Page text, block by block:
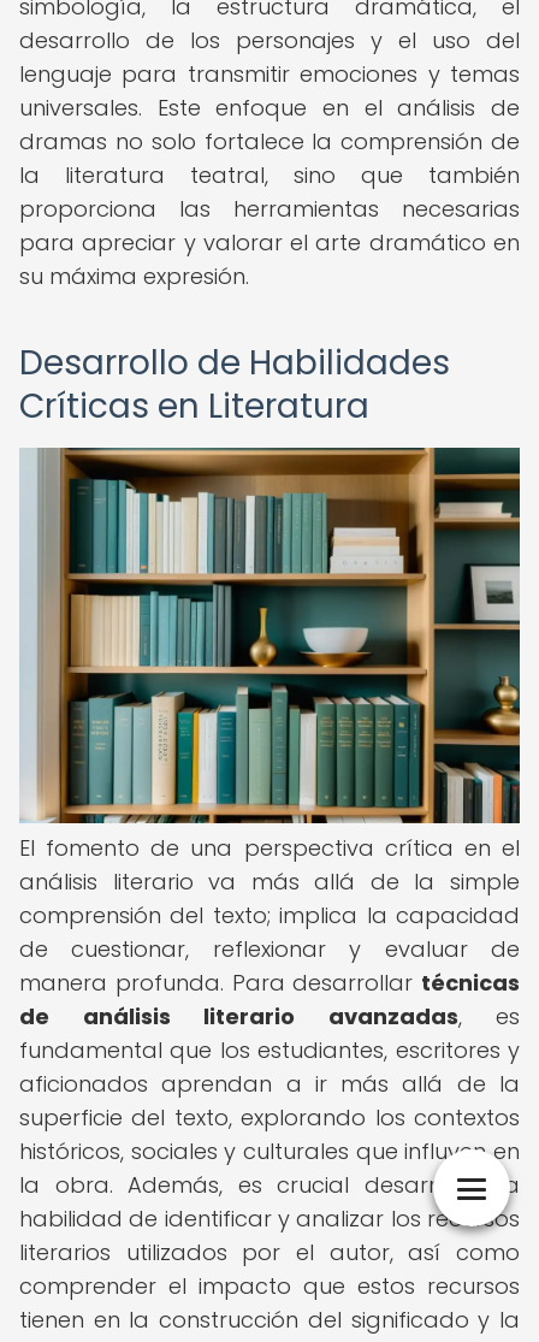
simbología, la estructura dramática, el
desarrollo de los personajes y el uso del
lenguaje para transmitir emociones y temas
universales. Este enfoque en el análisis de
dramas no solo fortalece la comprensión de
la literatura teatral, sino que también
proporciona las herramientas necesarias
para apreciar y valorar el arte dramático en
su máxima expresión.
Desarrollo de Habilidades
Críticas en Literatura
El fomento de una perspectiva crítica en el
análisis literario va más allá de la simple
comprensión del texto; implica la capacidad
de cuestionar, reflexionar y evaluar de
manera profunda. Para desarrollar técnicas
de análisis literario avanzadas, es
fundamental que los estudiantes, escritores y
aficionados aprendan a ir más allá de la
superficie del texto, explorando los contextos
históricos, sociales y culturales que influyen en
la obra. Además, es crucial desarrollar la
habilidad de identificar y analizar los recursos
literarios utilizados por el autor, así como
comprender el impacto que estos recursos
tienen en la construcción del significado y la